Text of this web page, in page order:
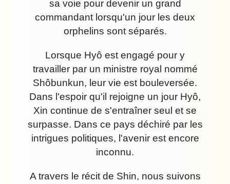
sa voie pour devenir un grand
commandant lorsqu'un jour les deux
orphelins sont séparés.
Lorsque Hyô est engagé pour y
travailler par un ministre royal nommé
Shôbunkun, leur vie est bouleversée.
Dans l'espoir qu'il rejoigne un jour Hyô,
Xin continue de s'entraîner seul et se
surpasse. Dans ce pays déchiré par les
intrigues politiques, l'avenir est encore
inconnu.
A travers le récit de Shin, nous suivons